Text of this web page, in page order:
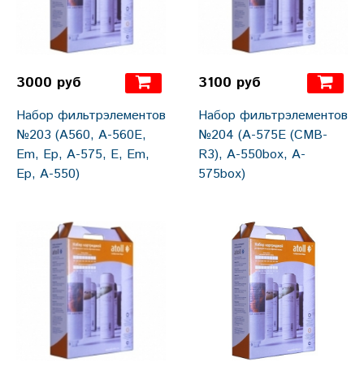
3000 руб
Набор фильтрэлементов
№203 (A560, A-560E,
Em, Ep, A-575, E, Em,
Ep, A-550)
3100 руб
Набор фильтрэлементов
№204 (A-575E (CMB-
R3), A-550box, A-
575box)